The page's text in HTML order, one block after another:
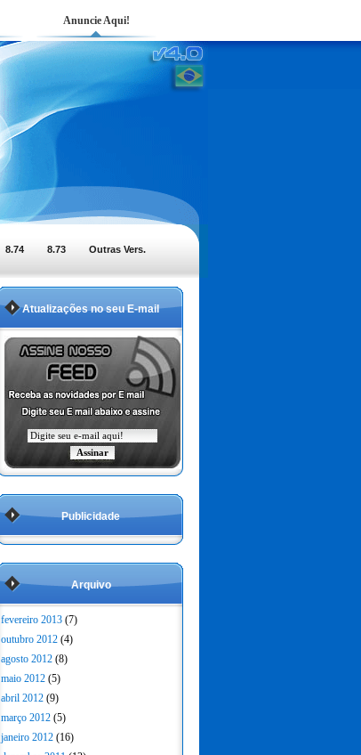
Anuncie Aqui!
8.74 8.73 Outras Vers.
Atualizações no seu E-mail
Publicidade
Arquivo
fevereiro 2013 (7)
outubro 2012 (4)
agosto 2012 (8)
maio 2012 (5)
abril 2012 (9)
março 2012 (5)
janeiro 2012 (16)